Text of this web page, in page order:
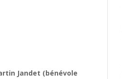
Jandet (bénévole